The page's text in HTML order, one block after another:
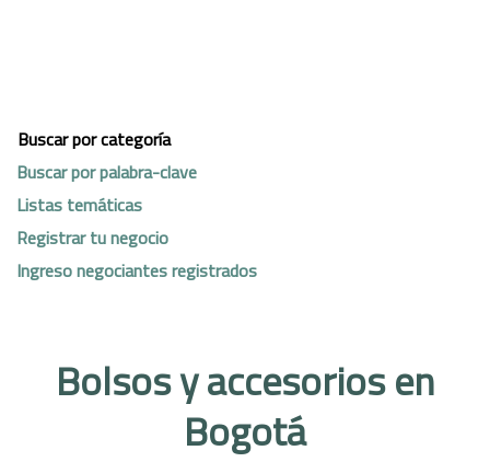
Buscar por categoría
Buscar por palabra-clave
Listas temáticas
Registrar tu negocio
Ingreso negociantes registrados
Bolsos y accesorios en
Bogotá